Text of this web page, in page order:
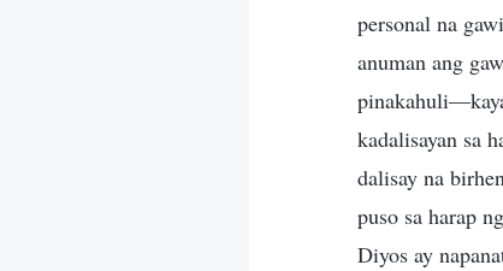
personal na
anuman ang
kadalisayan sa
dalisay na
puso sa harap
Diyos ay